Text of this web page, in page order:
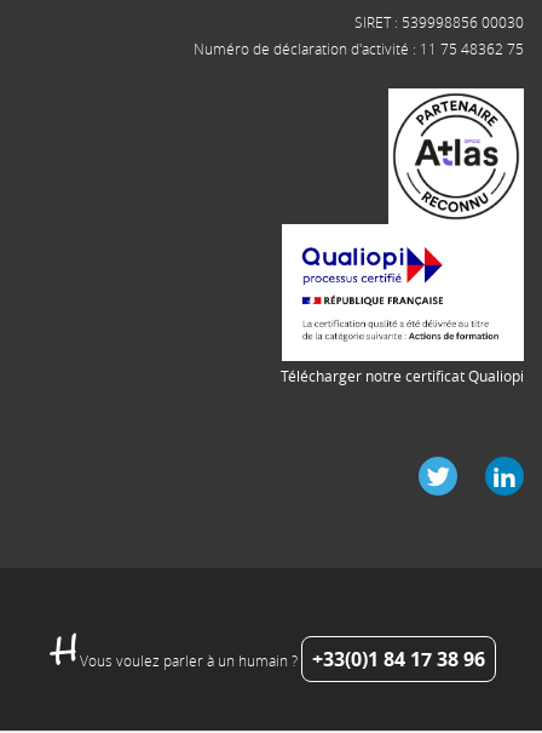
SIRET : 539998856 00030
Numéro de déclaration d'activité : 11 75 48362 75
Télécharger notre certificat Qualiopi
Vous voulez parler à un humain ? +33(0)1 84 17 38 96